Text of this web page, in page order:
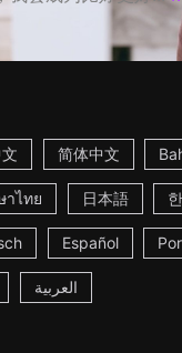
简体中文
าไทย 日本語
Español
العربية